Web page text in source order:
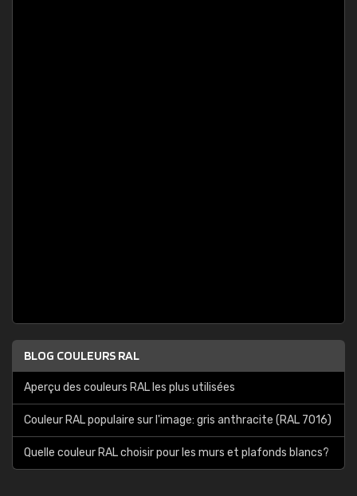
BLOG COULEURS RAL
Aperçu des couleurs RAL les plus utilisées
Couleur RAL populaire sur l'image: gris anthracite (RAL 7016)
Quelle couleur RAL choisir pour les murs et plafonds blancs?